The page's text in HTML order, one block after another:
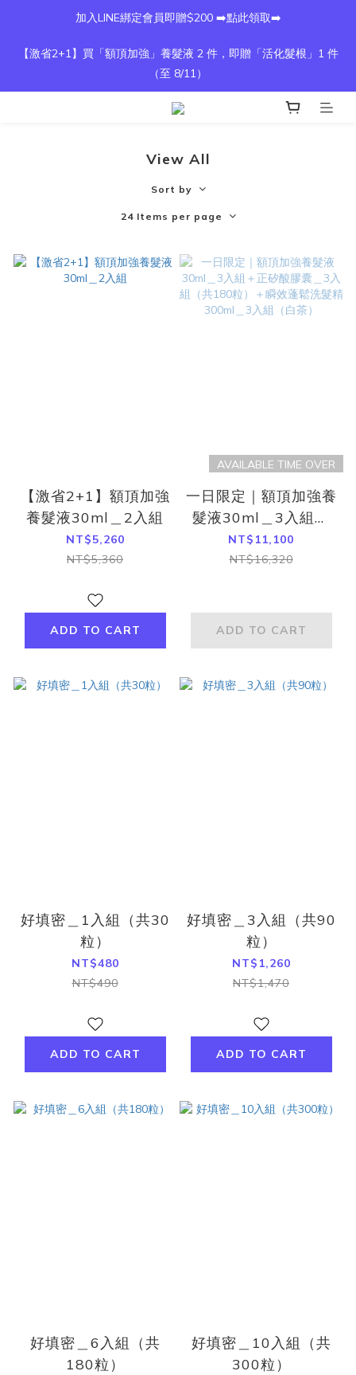
加入LINE綁定會員即贈$200 ➡️點此領取➡️
【激省2+1】買「額頂加強」養髮液 2 件，即贈「活化髮根」1 件
（至 8/11）
View All
Sort by
24 Items per page
【激省2+1】額頂加強
養髮液30ml＿2入組
NT$5,260
NT$5,360
ADD TO CART
AVAILABLE TIME OVER
一日限定｜額頂加強養
髮液30ml＿3入組＋
正矽酸膠囊＿3入組
（共180粒）＋瞬效蓬
NT$11,100
NT$16,320
ADD TO CART
好填密＿1入組（共30
粒）
NT$480
NT$490
ADD TO CART
好填密＿3入組（共90
粒）
NT$1,260
NT$1,470
ADD TO CART
好填密＿6入組（共
180粒）
好填密＿10入組（共
300粒）